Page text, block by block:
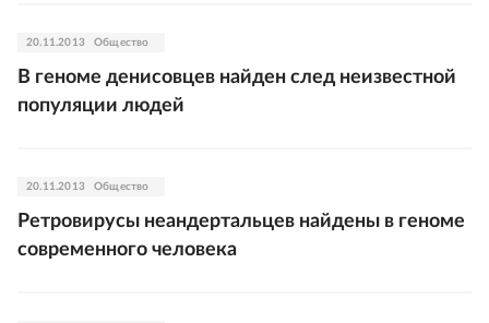
20.11.2013 Общество
В геноме денисовцев найден след неизвестной
популяции людей
20.11.2013 Общество
Ретровирусы неандертальцев найдены в геноме
современного человека